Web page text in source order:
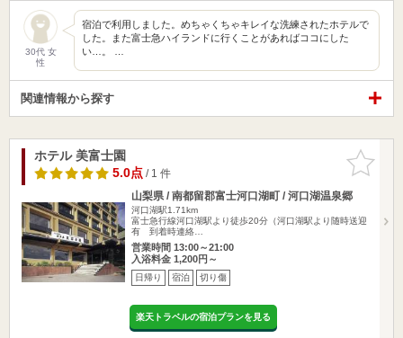
30代 女
性
宿泊で利用しました。めちゃくちゃキレイな洗練されたホテルで
した。また富士急ハイランドに行くことがあればココにした
い…。 …
関連情報から探す
お気に入
りに追加
ホテル 美富士園
5.0点/ 1 件
山梨県 / 南都留郡富士河口湖町 / 河口湖温泉郷
河口湖駅1.71km
富士急行線河口湖駅より徒歩20分（河口湖駅より随時送迎
有 到着時連絡…
営業時間 13:00～21:00
入浴料金 1,200円～
日帰り 宿泊 切り傷
楽天トラベルの宿泊プランを見る